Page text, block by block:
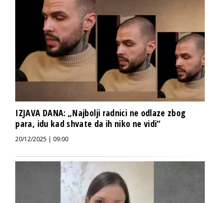
IZJAVA DANA: „Najbolji radnici ne odlaze zbog
para, idu kad shvate da ih niko ne vidi“
20/12/2025 | 09:00